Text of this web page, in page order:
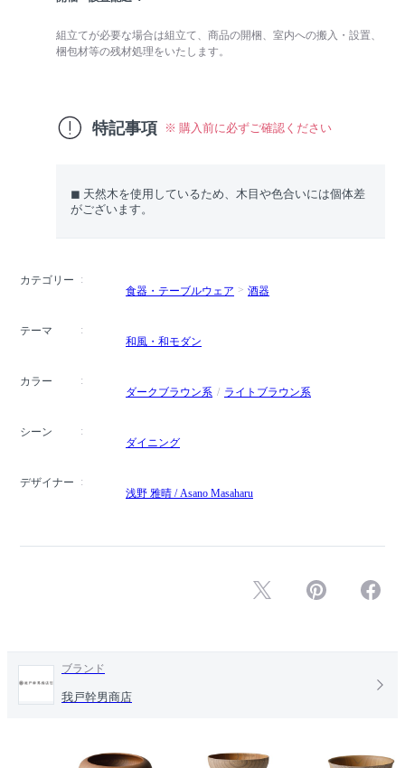
組立てが必要な場合は組立て、商品の開梱、室内への搬入・設置、
梱包材等の残材処理をいたします。
特記事項 ※ 購入前に必ずご確認ください
◼︎ 天然木を使用しているため、木目や色合いには個体差
がございます。
カテゴリー
食器・テーブルウェア
酒器
テーマ
和風・和モダン
カラー
ダークブラウン系
ライトブラウン系
シーン
ダイニング
デザイナー
浅野 雅晴 / Asano Masaharu
ブランド
我戸幹男商店